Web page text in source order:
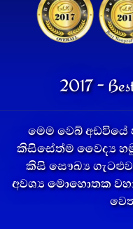
2017 -
මෙම වෙබ්
කිසිසේත්ම වෛද්‍ය
කිසි සෞඛ්‍ය
අවශ්‍ය මොහොතක